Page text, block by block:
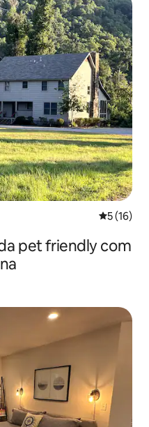
5 de uma
5 (16)
pet friendly com
hóspedes